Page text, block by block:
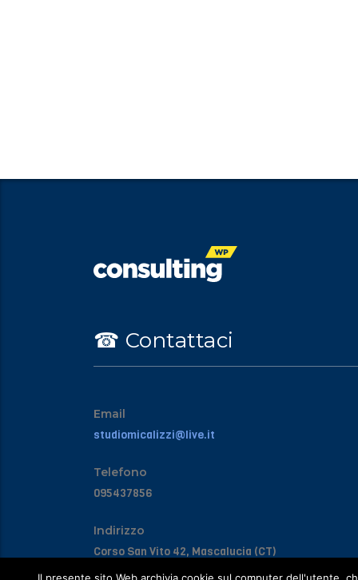
☎︎ Contattaci
Email
studiomicalizzi@live.it
Telefono
095437856
Indirizzo
Corso San Vito 42, Mascalucia (CT)